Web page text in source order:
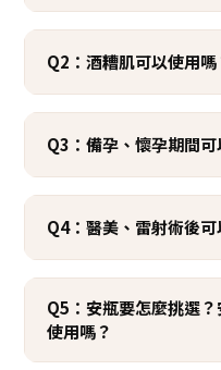
Q2：酒糟肌可以使用嗎
Q3：備孕、懷孕期間可
Q4：醫美、雷射術後可
Q5：安瓶要怎麼挑選
使用嗎？